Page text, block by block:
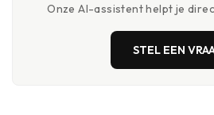
Onze AI-assistent helpt je
STEL EEN